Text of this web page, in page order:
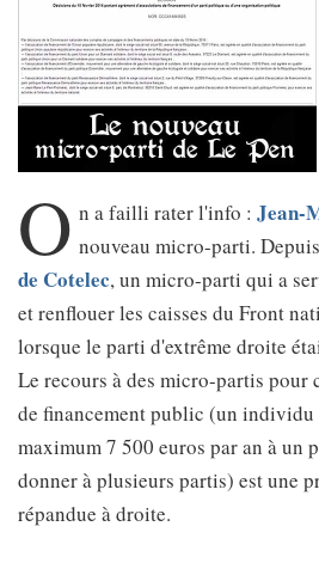
O n a failli rater l'info :Jean-
nouveau micro-parti.
de Cotelec, un micro-parti qui a
et renflouer les caisses du Front
lorsque le parti d'extrême droite
Le recours à des micro-partis pour
de financement public (un individu
maximum 7 500 euros par an à un
donner à plusieurs partis) est une
répandue à droite.